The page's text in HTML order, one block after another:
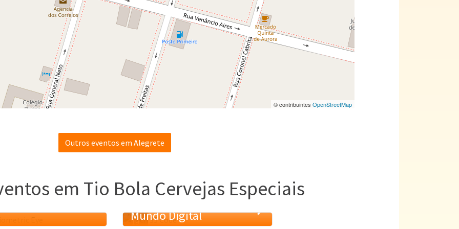
© contribuintes OpenStreetMap
Outros eventos em Alegrete
em Tio Bola Cervejas Especiais
de
19
Uso e Segurança e IA no
Mundo Digital